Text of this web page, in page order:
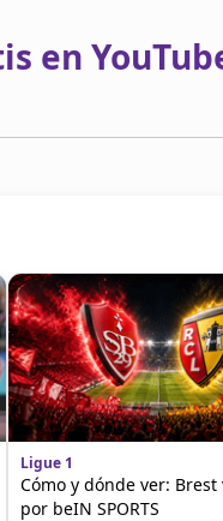
en
Ligue 1
Cómo y dónde ver: Brest
por beIN SPORTS